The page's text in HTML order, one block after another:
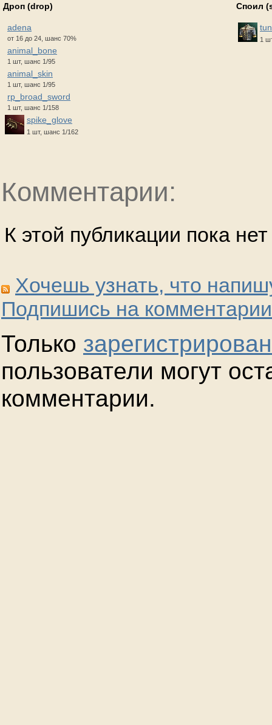
Дроп (drop)
adena
от 16 до 24, шанс 70%
animal_bone
1 шт, шанс 1/95
animal_skin
1 шт, шанс 1/95
rp_broad_sword
1 шт, шанс 1/158
spike_glove
1 шт, шанс 1/162
Споил
1
Комментарии:
К этой публикации пока
Хочешь узнать, что
Подпишись на
Только
пользователи могут
комментарии.